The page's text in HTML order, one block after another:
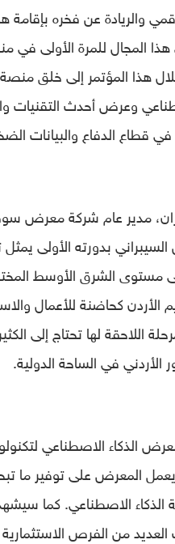
والريادة عن فخره
المجال للمرة الأولى في
هذا المؤتمر إلى خلق منصة
وعرض أحدث التقنيات
قطاع الدفاع والبيانات
مدير عام شركة معرض
السيبراني بدورته الأولى
مستوى الشرق الأوسط
الأردن كحاضنة للأعمال
اللاحقة لها تحتاج إلى
الأردني في الساحة الدولية.
المعرض على توفير ما
الذكاء الاصطناعي. كما
العديد من الفرص